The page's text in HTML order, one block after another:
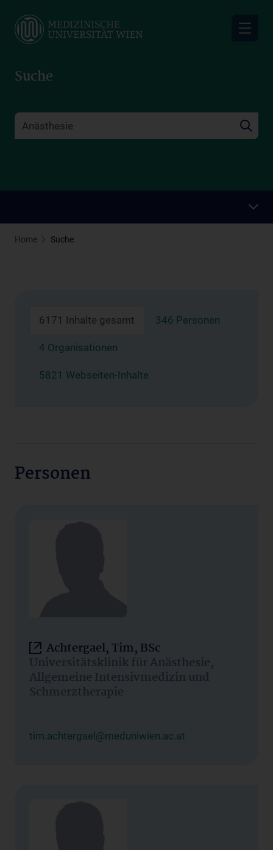
main
Suche
Home Suche
6171 Inhalte gesamt 346 Personen
4 Organisationen
5821 Webseiten-Inhalte
Personen
Achtergael, Tim, BSc
Universitätsklinik für Anästhesie,
Allgemeine Intensivmedizin und
Schmerztherapie
tim.achtergael@meduniwien.ac.at